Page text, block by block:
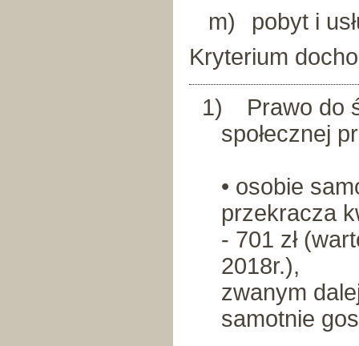
m)
pobyt i
Kryterium
1)
Prawo do
społecznej
• osobie
przekracza
- 701 zł
2018r.),
zwanym
samotnie